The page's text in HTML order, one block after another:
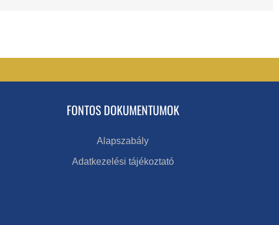
FONTOS DOKUMENTUMOK
Alapszabály
Adatkezelési tájékoztató